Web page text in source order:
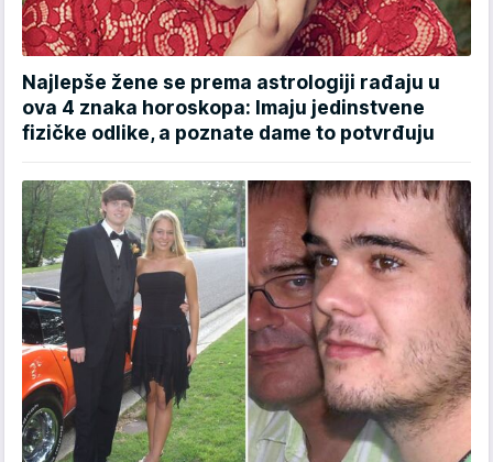
Najlepše žene se prema astrologiji rađaju u
ova 4 znaka horoskopa: Imaju jedinstvene
fizičke odlike, a poznate dame to potvrđuju